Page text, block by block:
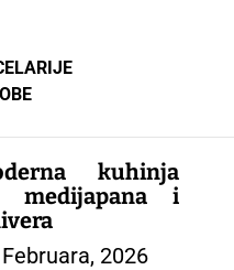
kuhinja
medijapana i
2026